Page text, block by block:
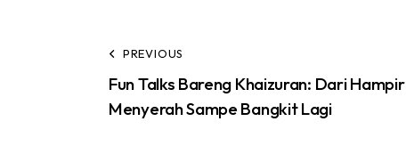
PREVIOUS
Fun Talks Bareng Khaizuran: Dari Hampir
Menyerah Sampe Bangkit Lagi